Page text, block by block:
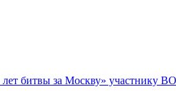
битвы за Москву» участнику